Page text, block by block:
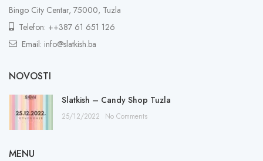
Bingo City Centar, 75000, Tuzla
Telefon: ++387 61 651 126
Email: info@slatkish.ba
NOVOSTI
Slatkish – Candy Shop Tuzla
25/12/2022 No Comments
MENU